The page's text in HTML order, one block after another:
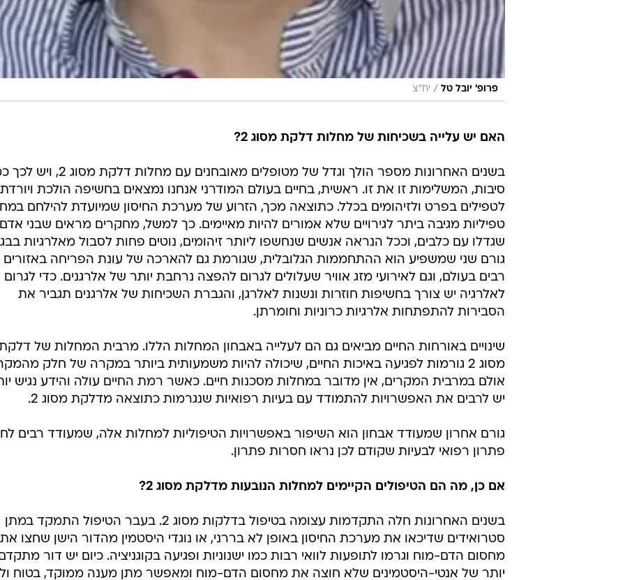
פרופ' יובל טל / יח"צ
האם יש עלייה בשכיחות של מחלות דלקת מסוג 2?
בשנים האחרונות מספר הולך וגדל של מטופלים מאובחנים עם מחלות
סיבות, המשלימות זו את זו. ראשית, בחיים בעולם המודרני אנחנו נמצאים בחשיפה הולכת ויורדת
לטפילים בפרט ולזיהומים בכלל. כתוצאה מכך, הזרוע של מערכת החיסון שמיועדת להילחם
טפיליות מגיבה ביתר לגירויים שלא אמורים להיות מאיימים. כך למשל, מחקרים מראים שבני אדם
שגדלו עם כלבים, וככל הנראה אנשים שנחשפו ליותר זיהומים, נוטים פחות לסבול מאלרגיות
גורם שני שמשפיע הוא ההתחממות הגלובלית, שגורמת גם להארכה של עונת הפריחה באזורים
רבים בעולם, וגם לאירועי מזג אוויר שעלולים לגרום להפצה נרחבת יותר של אלרגנים. כדי לגרום
לאלרגיה יש צורך בחשיפות חוזרות ונשנות לאלרגן, והגברת השכיחות של אלרגנים תגביר את
הסבירות להתפתחות אלרגיות כרוניות וחומרתן.
שינויים באורחות החיים מביאים גם הם לעלייה באבחון המחלות הללו. מרבית המחלות של
מסוג 2 גורמות לפגיעה באיכות החיים, שיכולה להיות משמעותית ביותר במקרה של חלק
אולם במרבית המקרים, אין מדובר במחלות מסכנות חיים. כאשר רמת החיים עולה והידע נגיש
יש לרבים את האפשרויות להתמודד עם בעיות רפואיות שנגרמות כתוצאה מדלקת מסוג 2.
גורם אחרון שמעודד אבחון הוא השיפור באפשרויות הטיפוליות למחלות אלה, שמעודד רבים
פתרון רפואי לבעיות שקודם לכן נראו חסרות פתרון.
אם כן, מה הם הטיפולים הקיימים למחלות הנובעות מדלקת מסוג 2?
בשנים האחרונות חלה התקדמות עצומה בטיפול בדלקות מסוג 2. בעבר הטיפול התמקד במתן
סטרואידים שדיכאו את מערכת החיסון באופן לא בררני, או נוגדי היסטמין מהדור הישן שחצו את
מחסום הדם-מוח וגרמו לתופעות לוואי רבות כמו ישנוניות ופגיעה בקוגניציה. כיום יש דור
יותר של אנטי-היסטמינים שלא חוצה את מחסום הדם-מוח ומאפשר מתן מענה ממוקד, בטוח